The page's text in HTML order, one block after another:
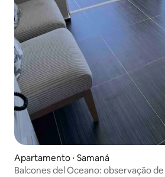
Apartamento ⋅ Samaná
Balcones del Oceano: observação